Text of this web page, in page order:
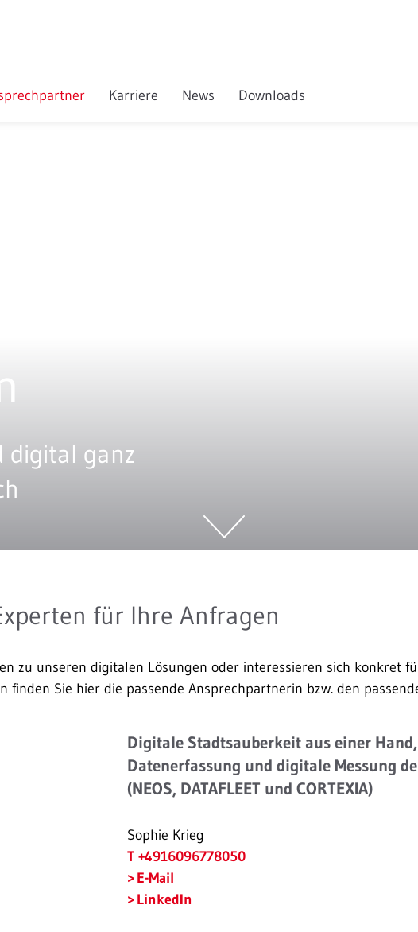
Karriere News Downloads
digital ganz
für Ihre Anfragen
zu unseren digitalen Lösungen oder interessieren sich konkret
finden Sie hier die passende Ansprechpartnerin bzw. den
Digitale Stadtsauberkeit aus einer
Datenerfassung und digitale Messung
(NEOS, DATAFLEET und CORTEXIA)
Sophie Krieg
T +4916096778050
E-Mail
LinkedIn